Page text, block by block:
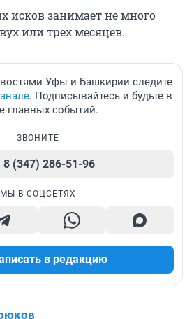
исков занимает не много
или трех месяцев.
Уфы и Башкирии следите
. Подписывайтесь и будьте в
главных событий.
ЗВОНИТЕ
8 (347) 286-51-96
МЫ В СОЦСЕТЯХ
в редакцию